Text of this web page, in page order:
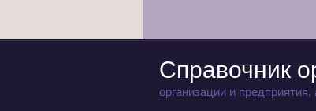
Справочник
организации и